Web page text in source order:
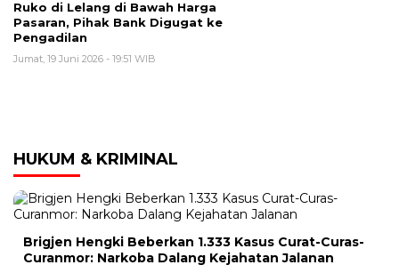
Ruko di Lelang di Bawah Harga
Pasaran, Pihak Bank Digugat ke
Pengadilan
Jumat, 19 Juni 2026 - 19:51 WIB
HUKUM & KRIMINAL
Brigjen Hengki Beberkan 1.333 Kasus Curat-Curas-
Curanmor: Narkoba Dalang Kejahatan Jalanan